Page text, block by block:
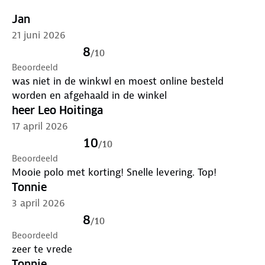
Jan
21 juni 2026
8/10
Beoordeeld
was niet in de winkwl en moest online besteld
worden en afgehaald in de winkel
heer Leo Hoitinga
17 april 2026
10/10
Beoordeeld
Mooie polo met korting! Snelle levering. Top!
Tonnie
3 april 2026
8/10
Beoordeeld
zeer te vrede